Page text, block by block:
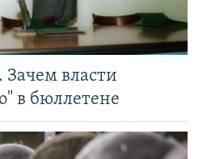
Зачем власти
в бюллетене